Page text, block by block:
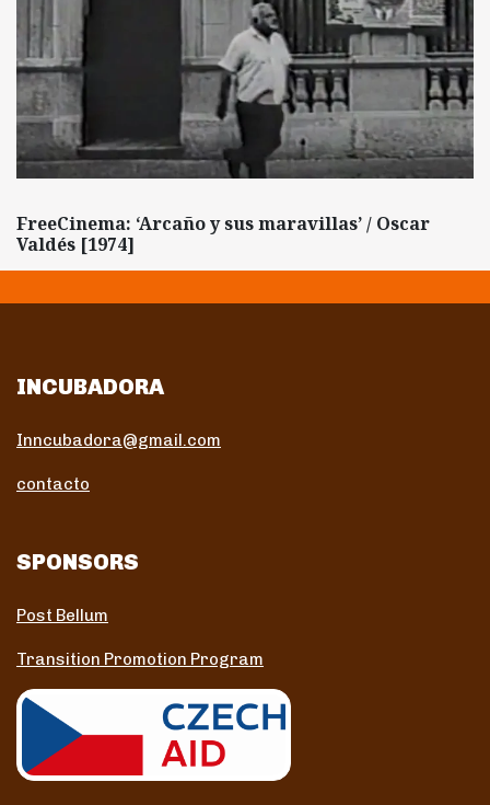
FreeCinema: ‘Arcaño y sus maravillas’ / Oscar
Valdés [1974]
INCUBADORA
Inncubadora@gmail.com
contacto
SPONSORS
Post Bellum
Transition Promotion Program